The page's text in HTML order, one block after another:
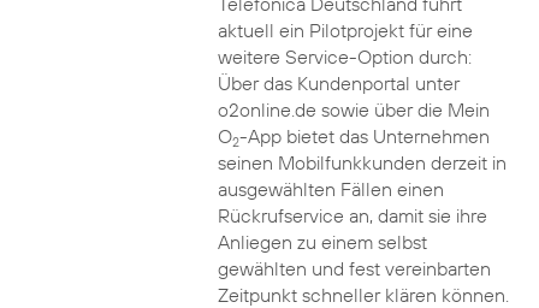
aktuell ein Pilotprojekt für eine
weitere Service-Option durch:
Über das Kundenportal unter
o2online.de sowie über die Mein
O2-App bietet das Unternehmen
seinen Mobilfunkkunden derzeit in
ausgewählten Fällen einen
Rückrufservice an, damit sie ihre
Anliegen zu einem selbst
gewählten und fest vereinbarten
Zeitpunkt schneller klären können.